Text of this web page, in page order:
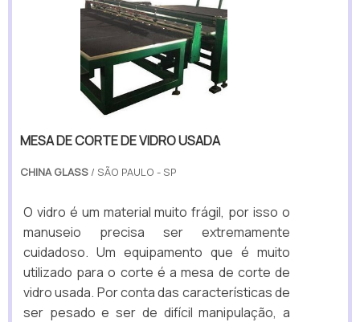
MESA DE CORTE DE VIDRO USADA
CHINA GLASS / SÃO PAULO - SP
O vidro é um material muito frágil, por isso o
manuseio precisa ser extremamente
cuidadoso. Um equipamento que é muito
utilizado para o corte é a mesa de corte de
vidro usada. Por conta das características de
ser pesado e ser de difícil manipulação, a